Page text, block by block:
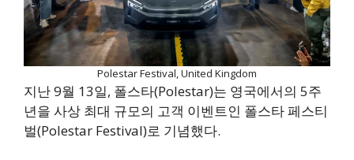
Polestar Festival, United Kingdom
지난 9월 13일, 폴스타(Polestar)는 영국에서의 5주
년을 사상 최대 규모의 고객 이벤트인 폴스타 페스티
벌(Polestar Festival)로 기념했다.